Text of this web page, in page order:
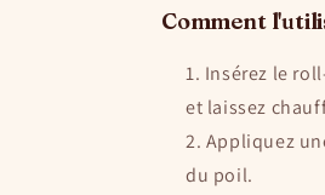
Comment
Insérez le
et laissez
Appliquez
du poil.